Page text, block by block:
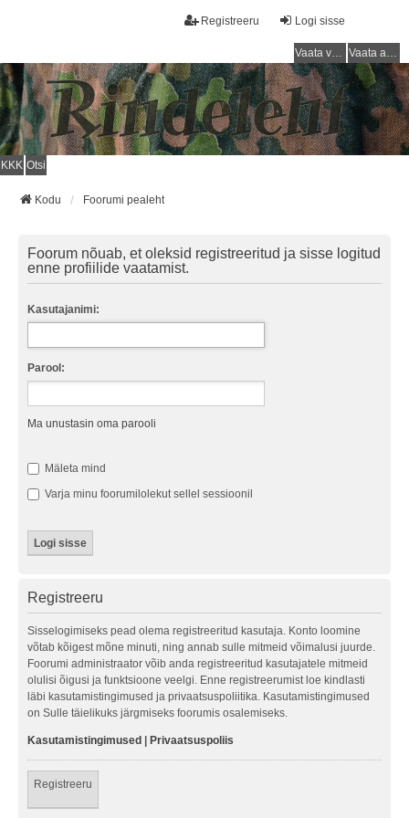
Logi sisse
Registreeru
Vaata vastamata teemasi Vaata aktiivseid teemasid
KKK Otsi
Kodu Foorumi pealeht
Foorum nõuab, et oleksid registreeritud ja sisse logitud
enne profiilide vaatamist.
Kasutajanimi:
Parool:
Ma unustasin oma parooli
Mäleta mind
Varja minu foorumilolekut sellel sessioonil
Registreeru
Sisselogimiseks pead olema registreeritud kasutaja. Konto loomine
võtab kõigest mõne minuti, ning annab sulle mitmeid võimalusi juurde.
Foorumi administraator võib anda registreeritud kasutajatele mitmeid
olulisi õigusi ja funktsioone veelgi. Enne registreerumist loe kindlasti
läbi kasutamistingimused ja privaatsuspoliitika. Kasutamistingimused
on Sulle täielikuks järgmiseks foorumis osalemiseks.
Kasutamistingimused Privaatsuspoliis
Registreeru